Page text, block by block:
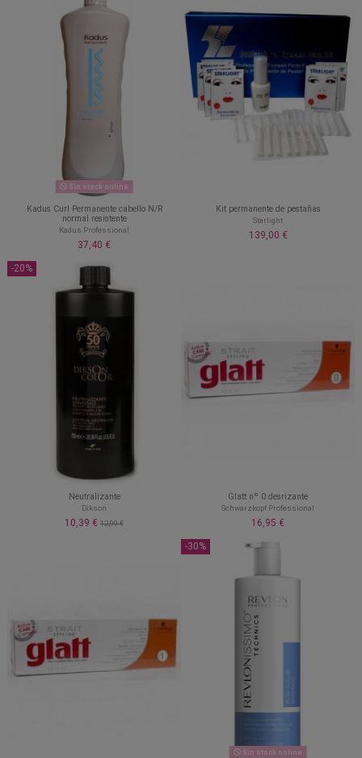
Sin stock online
Kadus Curl Permanente cabello N/R
normal resistente
Kadus Professional
37,40 €
Kit permanente de pestañas
Starlight
139,00 €
-20%
Neutralizante
Dikson
10,39 € 12,99 €
Glatt nº 0 desrizante
Schwarzkopf Professional
16,95 €
-30%
Sin stock online